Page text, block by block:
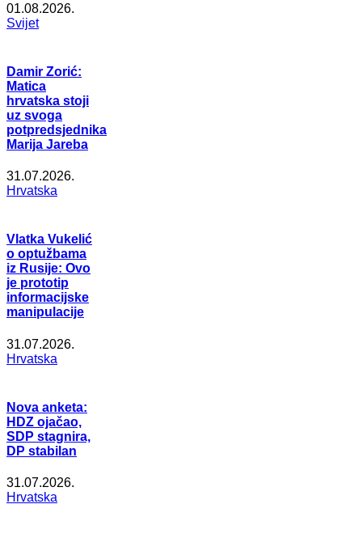
01.08.2026.
Svijet
Damir Zorić:
Matica
hrvatska stoji
uz svoga
potpredsjednika
Marija Jareba
31.07.2026.
Hrvatska
Vlatka Vukelić
o optužbama
iz Rusije: Ovo
je prototip
informacijske
manipulacije
31.07.2026.
Hrvatska
Nova anketa:
HDZ ojačao,
SDP stagnira,
DP stabilan
31.07.2026.
Hrvatska